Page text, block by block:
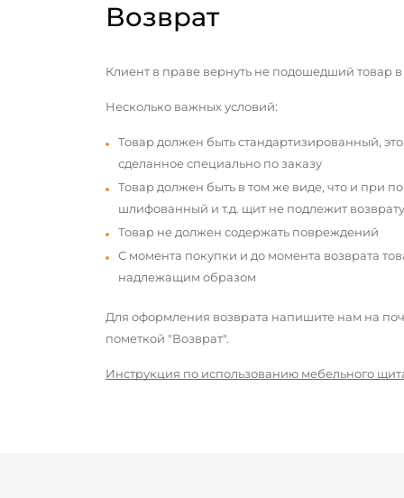
Возврат
Клиент в праве вернуть не подошедший товар
Несколько важных условий:
Товар должен быть стандартизированный,
сделанное специально по заказу
Товар должен быть в том же виде, что и при
шлифованный и т.д. щит не подлежит
Товар не должен содержать повреждений
С момента покупки и до момента возврата
надлежащим образом
Для оформления возврата напишите нам на
пометкой "Возврат".
Инструкция по использованию мебельного